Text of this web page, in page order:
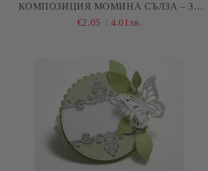
КОМПОЗИЦИЯ МОМИНА СЪЛЗА – 3D
ЕЛЕМЕНТ ЗА КАРТИЧКИ И
€2.05 4.01лв.